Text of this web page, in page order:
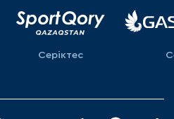
Серіктес